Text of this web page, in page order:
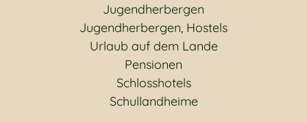
Jugendherbergen
Jugendherbergen, Hostels
Urlaub auf dem Lande
Pensionen
Schlosshotels
Schullandheime